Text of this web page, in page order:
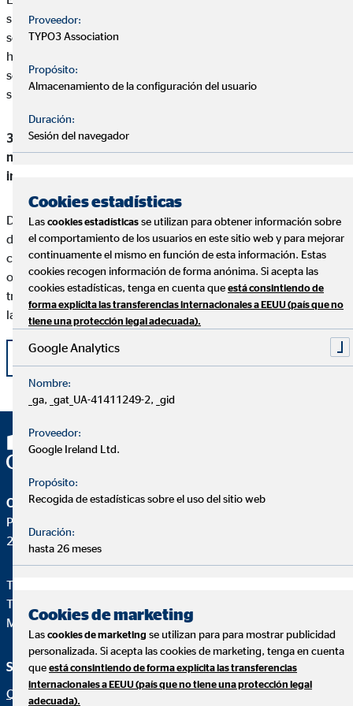
superarlos, que no me condicionen para tomar decisiones. El
segundo ha sido y es tener una persona como referente que me
ha ayudado a desarrollarme y retarme. Y el tercero, como no,
ser capaz de transformarme, de adaptarme a las diferentes
situaciones que hemos experimentado.
3 beneficios de formar parte de OVB que destacarías para
motivar a aquellas personas que hayan decidido
incorporarse recientemente al equipo de OVB
Desde mi punto de vista los aspectos fundamentales son: el
desarrollo personal y profesional continuo como realidad, no
como declaración de intenciones; la igualdad de
oportunidades, entendida desde cualquier punto de vista; y el
trabajo en equipo, entendido como ambiente y en remar hacia
las mismas metas y objetivos.
OVB Allfinanz España S.A.
Pza. Manuel Gómez Moreno, 2 8ªA
28020 Madrid
Teléfono:
Telefax: +34 91 44710-29
Mail:ovb@central.ovb.es
Servicio e información
Quiénes Somos
Aviso legal
Aviso legal
Proveedor:
TYPO3 Association
Propósito:
Almacenamiento de la configuración del usuario
Duración:
Sesión del navegador
Cookies estadísticas
Las cookies estadísticas se utilizan para obtener información sobre
el comportamiento de los usuarios en este sitio web y para mejorar
continuamente el mismo en función de esta información. Estas
cookies recogen información de forma anónima. Si acepta las
cookies estadísticas, tenga en cuenta que está consintiendo de
forma explícita las transferencias internacionales a EEUU (país que no
tiene una protección legal adecuada).
Google Analytics
Nombre:
_ga, _gat_UA-41411249-2, _gid
Proveedor:
Google Ireland Ltd.
Propósito:
Recogida de estadísticas sobre el uso del sitio web
Duración:
hasta 26 meses
Cookies de marketing
Las cookies de marketing se utilizan para para mostrar publicidad
personalizada. Si acepta las cookies de marketing, tenga en cuenta
que está consintiendo de forma explícita las transferencias
internacionales a EEUU (país que no tiene una protección legal
adecuada).